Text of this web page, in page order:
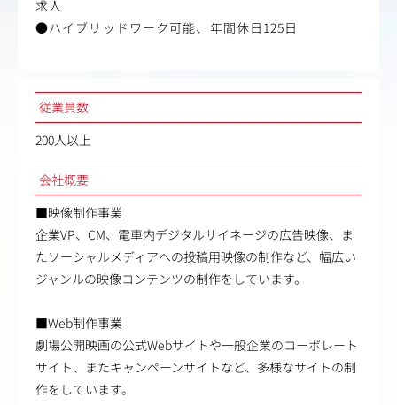
求人
●ハイブリッドワーク可能、年間休日125日
従業員数
200人以上
会社概要
■映像制作事業
企業VP、CM、電車内デジタルサイネージの広告映像、ま
たソーシャルメディアへの投稿用映像の制作など、幅広い
ジャンルの映像コンテンツの制作をしています。
■Web制作事業
劇場公開映画の公式Webサイトや一般企業のコーポレート
サイト、またキャンペーンサイトなど、多様なサイトの制
作をしています。